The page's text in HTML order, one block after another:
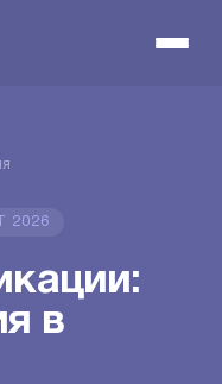
2026
в